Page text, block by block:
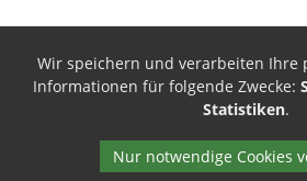
Wir speichern und verarbeiten Ihre
Informationen für folgende Zwecke:
Statistiken.
Nur notwendige Cookies